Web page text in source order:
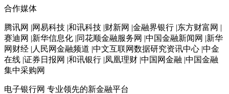
合作媒体
腾讯网 |网易科技 |和讯科技 |财新网 |金融界银行 |东方财富网 |
赛迪网 |新华信息化 |同花顺金融服务网 |中国金融新闻网 |新华
网财经 |人民网金融频道 |中文互联网数据研究资讯中心 |中金
在线 |证券日报网 |和讯银行 |凤凰理财 |中国网金融 |中国金融
集中采购网
电子银行网 专业领先的新金融平台